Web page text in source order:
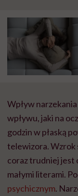
Wpływ
wpływu, jaki na
godzin w płaską
telewizora. Wzrok
coraz trudniej jest
małymi literami.
psychicznym.